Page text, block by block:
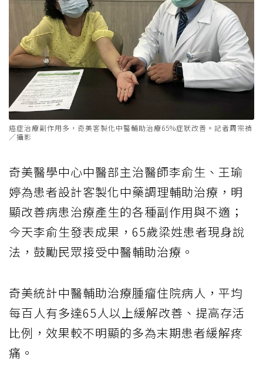
癌症治療副作用多，奇美客製化中醫輔助治療65%症狀改善。記者周宗禎
／攝影
奇美醫學中心中醫部主治醫師李俞生、王瑜
婷為患者設計客製化中藥調理輔助治療，明
顯改善病患治療產生的各種副作用與不適；
今天李俞生發表成果，65歲梁姓患者現身說
法，鼓勵民眾接受中醫輔助治療。
奇美統計中醫輔助治療腫瘤住院病人，平均
每百人有多達65人以上緩解改善、提高存活
比例，效果較不明顯的多為末期患者緩解疼
痛。